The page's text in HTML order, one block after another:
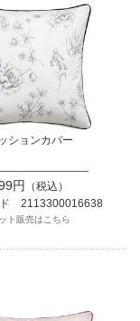
ションカバー
円
（税込）
ド 2113300016638
ト販売はこちら